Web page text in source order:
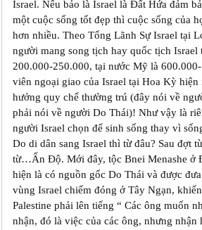
Israel. Nếu bảo là Israel là Đất Hứa đảm
một cuộc sống tốt đẹp thì cuộc sống của
hơn nhiều. Theo Tổng Lãnh Sự Israel tại
người mang song tịch hay quốc tịch Israel
200.000-250.000, tại nước Mỹ là
viên ngoại giao của Israel tại Hoa Kỳ hiện
hưởng quy chế thường trú (đây nói về
phải nói về người Do Thái)! Như vậy là
người Israel chọn để sinh sống thay vì
Do di dân sang Israel thì từ đâu? Sau đợt
từ…Ấn Độ. Mới đây, tộc Bnei Menashe ở
hiện là có nguồn gốc Do Thái và được
vùng Israel chiếm đóng ở Tây Ngạn,
Palestine phải lên tiếng “ Các ông muốn
nhận, đó là việc của các ông, nhưng nhận